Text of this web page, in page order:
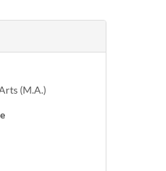
(M.A.)